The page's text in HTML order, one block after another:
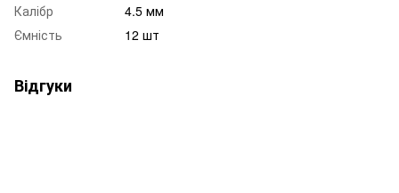
Калібр
4.5 мм
Ємність
12 шт
Відгуки